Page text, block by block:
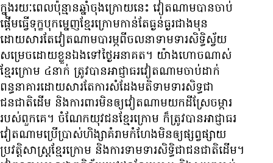
ក្នុង​រយៈ​ពេល​ប៉ុន្មាន​ឆ្នាំ​ចុង​ក្រោយ​នេះ វៀតណាម​បាន​ចាប់​
ផ្ដើម​ធ្វើ​ទុក្ខ​បុក​ម្នេញ​ខ្មែរ​ក្រោម​កាន់​តែ​ធ្ងន់ធ្ងរ​ជាង​មុន
ដោយសារ​តែ​វៀតណាម​បារម្ភ​ពី​ចលនា​ទាមទារ​សិទ្ធិ​ស្វ័យ​
សម្រេច​ដោយ​ខ្លួន​ឯង​ទៅ​ថ្ងៃ​អនាគត។ យ៉ាង​ហោច​ណាស់​
ខ្មែរ​ក្រោម ៤នាក់ ត្រូវ​បាន​អាជ្ញាធរ​វៀតណាម​ចាប់​ដាក់​
ពន្ធនាគារ​ដោយសារតែ​ការសំដែង​មតិ​ទាមទារ​សិទ្ធ​ជា​
ជនជាតិ​ដើម និង​ការពារ​មិន​ឲ្យ​វៀតណាម​យក​ដី​ស្រែ​ចម្ការ​
របស់​ពួក​គេ។ ចំណែក​យុវជន​ខ្មែរ​ក្រោម ក៏​ត្រូវ​បាន​អាជ្ញាធរ​
វៀតណាម​ប្រើប្រាស់​ហិង្សា​គំរាម​កំហែង​មិន​ឲ្យ​ផ្សព្វផ្សាយ​
ប្រវត្តិសាស្ត្រ​ខ្មែរ​ក្រោម និង​ការ​ទាមទារ​សិទ្ធិ​ជា​ជនជាតិ​ដើម។